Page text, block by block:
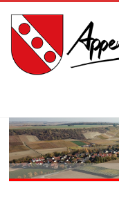
content
Community